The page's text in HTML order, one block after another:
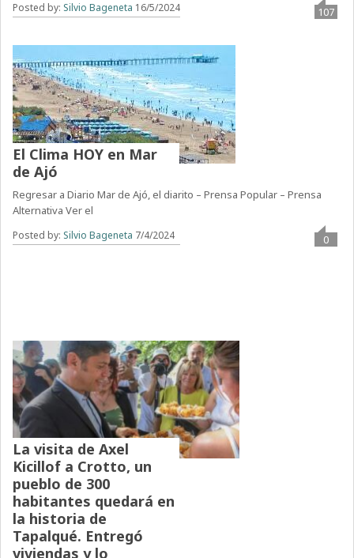
Posted by: Silvio Bageneta 16/5/2024 107
El Clima HOY en Mar
de Ajó
Regresar a Diario Mar de Ajó, el diarito – Prensa Popular – Prensa
Alternativa Ver el
Posted by: Silvio Bageneta 7/4/2024 0
La visita de Axel
Kicillof a Crotto, un
pueblo de 300
habitantes quedará en
la historia de
Tapalqué. Entregó
viviendas y lo